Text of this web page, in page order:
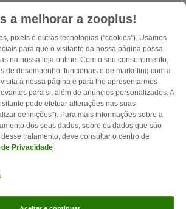
de retratação Métodos de pagamento
Quem
a melhorar a zooplus!
pixels e outras tecnologias ("cookies"). Usamos
para que o visitante da nossa página possa
na nossa loja online. Com o seu consentimento,
de desempenho, funcionais e de marketing com a
à nossa página e para lhe apresentarmos
para si, além de anúncios personalizados. A
pode efetuar alterações nas suas
definições"). Para mais informações sobre a
dos seus dados, sobre os dados que são
tratamento, deve consultar o centro de
de Privacidade